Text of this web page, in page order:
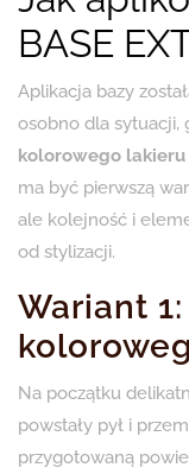
BASE
Aplikacja bazy
osobno dla sytuacji,
kolorowego
ma być pierwszą
ale kolejność i
od stylizacji.
Wariant
Na początku
powstały pył i
przygotowaną